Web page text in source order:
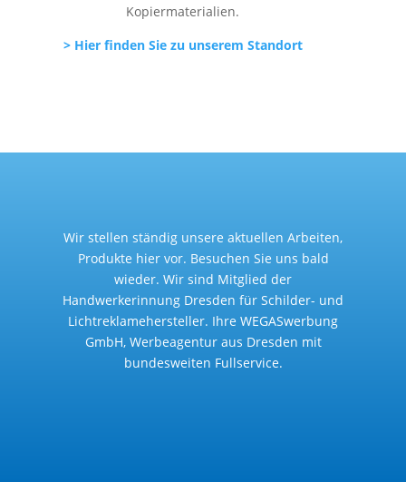
Kopiermaterialien.
> Hier finden Sie zu unserem Standort
Wir stellen ständig unsere aktuellen Arbeiten,
Produkte hier vor. Besuchen Sie uns bald
wieder. Wir sind Mitglied der
Handwerkerinnung Dresden für Schilder- und
Lichtreklamehersteller. Ihre WEGASwerbung
GmbH, Werbeagentur aus Dresden mit
bundesweiten Fullservice.